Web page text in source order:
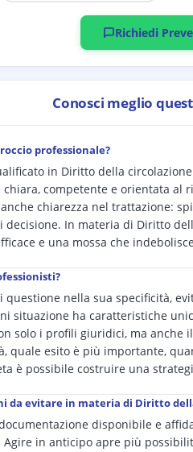
Richiedi
Conosci meglio
professionale?
in Diritto della
competente e orientata al
chiarezza nel trattazione:
In materia di Diritto
e una mossa che
questione nella sua specificità,
situazione ha caratteristiche
solo i profili giuridici, ma anche
quale esito è più importante,
è possibile costruire una
da evitare in materia di Diritto
disponibile e
Agire in anticipo apre più